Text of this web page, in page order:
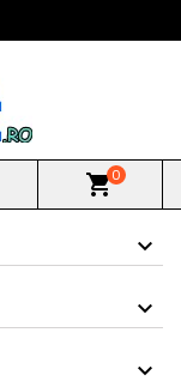
shopping_cart0